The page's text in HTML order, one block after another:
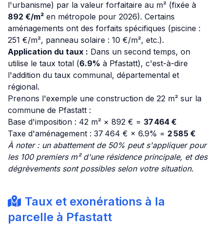
l'urbanisme) par la valeur forfaitaire au m² (fixée à
892 €/m² en métropole pour 2026). Certains
aménagements ont des forfaits spécifiques (piscine :
251 €/m², panneau solaire : 10 €/m², etc.).
Application du taux : Dans un second temps, on
utilise le taux total (6.9% à Pfastatt), c'est-à-dire
l'addition du taux communal, départemental et
régional.
Prenons l'exemple une construction de 22 m² sur la
commune de Pfastatt :
Base d'imposition : 42 m² × 892 € = 37 464 €
Taxe d'aménagement : 37 464 € × 6.9% = 2 585 €
À noter : un abattement de 50% peut s'appliquer pour
les 100 premiers m² d'une résidence principale, et des
dégrèvements sont possibles selon votre situation.
Taux et exonérations à la
parcelle à Pfastatt